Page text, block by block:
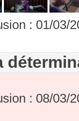
: 01/03/
: 08/03/